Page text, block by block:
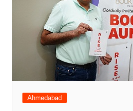
Ahmedabad